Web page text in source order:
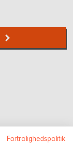
Fortrolighedspolitik